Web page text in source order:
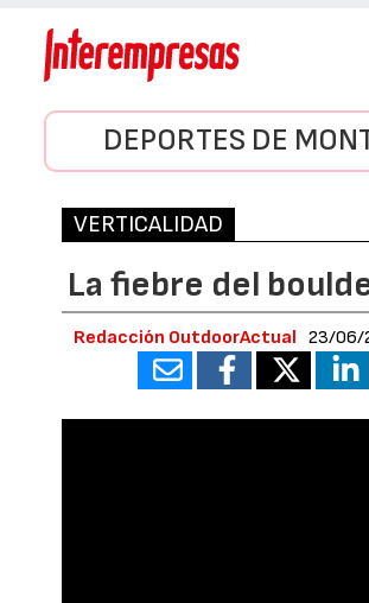
DEPORTES DE
VERTICALIDAD
La fiebre del
Redacción OutdoorActual 23/06/